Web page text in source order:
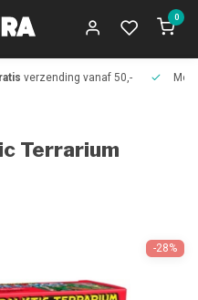
0
verzending vanaf 50,-
Terrarium
-28%